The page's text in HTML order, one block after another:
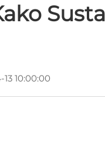
10:00:00